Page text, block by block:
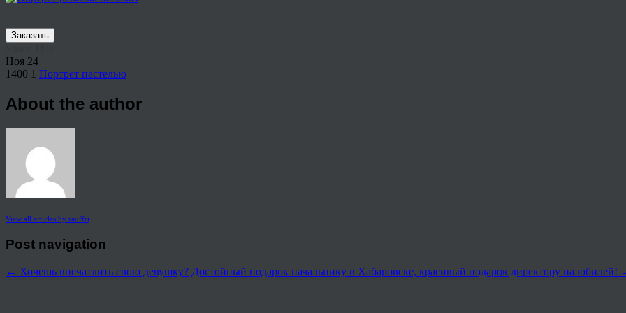
Заказать
Ноя 24
1400 1 Портрет пастелью
About the author
View all articles by rauffri
Post navigation
← Хочешь впечатлить свою девушку? Достойный подарок начальнику в Хабаровске, красивый подарок директору на юбилей!